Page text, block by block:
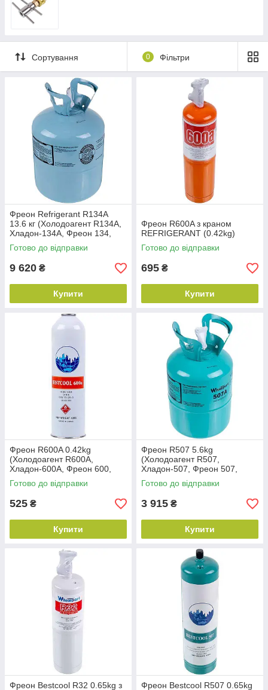
Сортування 0 Фільтри
Фреон Refrigerant R134А
13.6 кг (Холодоагент R134А,
Хладон-134А, Фреон 134,
ДФУ-134А, HFC-134 А)
Готово до відправки
9 620 ₴
Купити
Фреон R600A з краном
REFRIGERANT (0.42kg)
Готово до відправки
695 ₴
Купити
Фреон R600A 0.42kg
(Холодоагент R600A,
Хладон-600A, Фреон 600,
ДФУ-600A, HFC-600 А)
Готово до відправки
525 ₴
Купити
Фреон R507 5.6kg
(Холодоагент R507,
Хладон-507, Фреон 507,
ДФУ-507, HFC-507)
Готово до відправки
3 915 ₴
Купити
Фреон Bestcool R32 0.65kg з
Фреон Bestcool R507 0.65kg